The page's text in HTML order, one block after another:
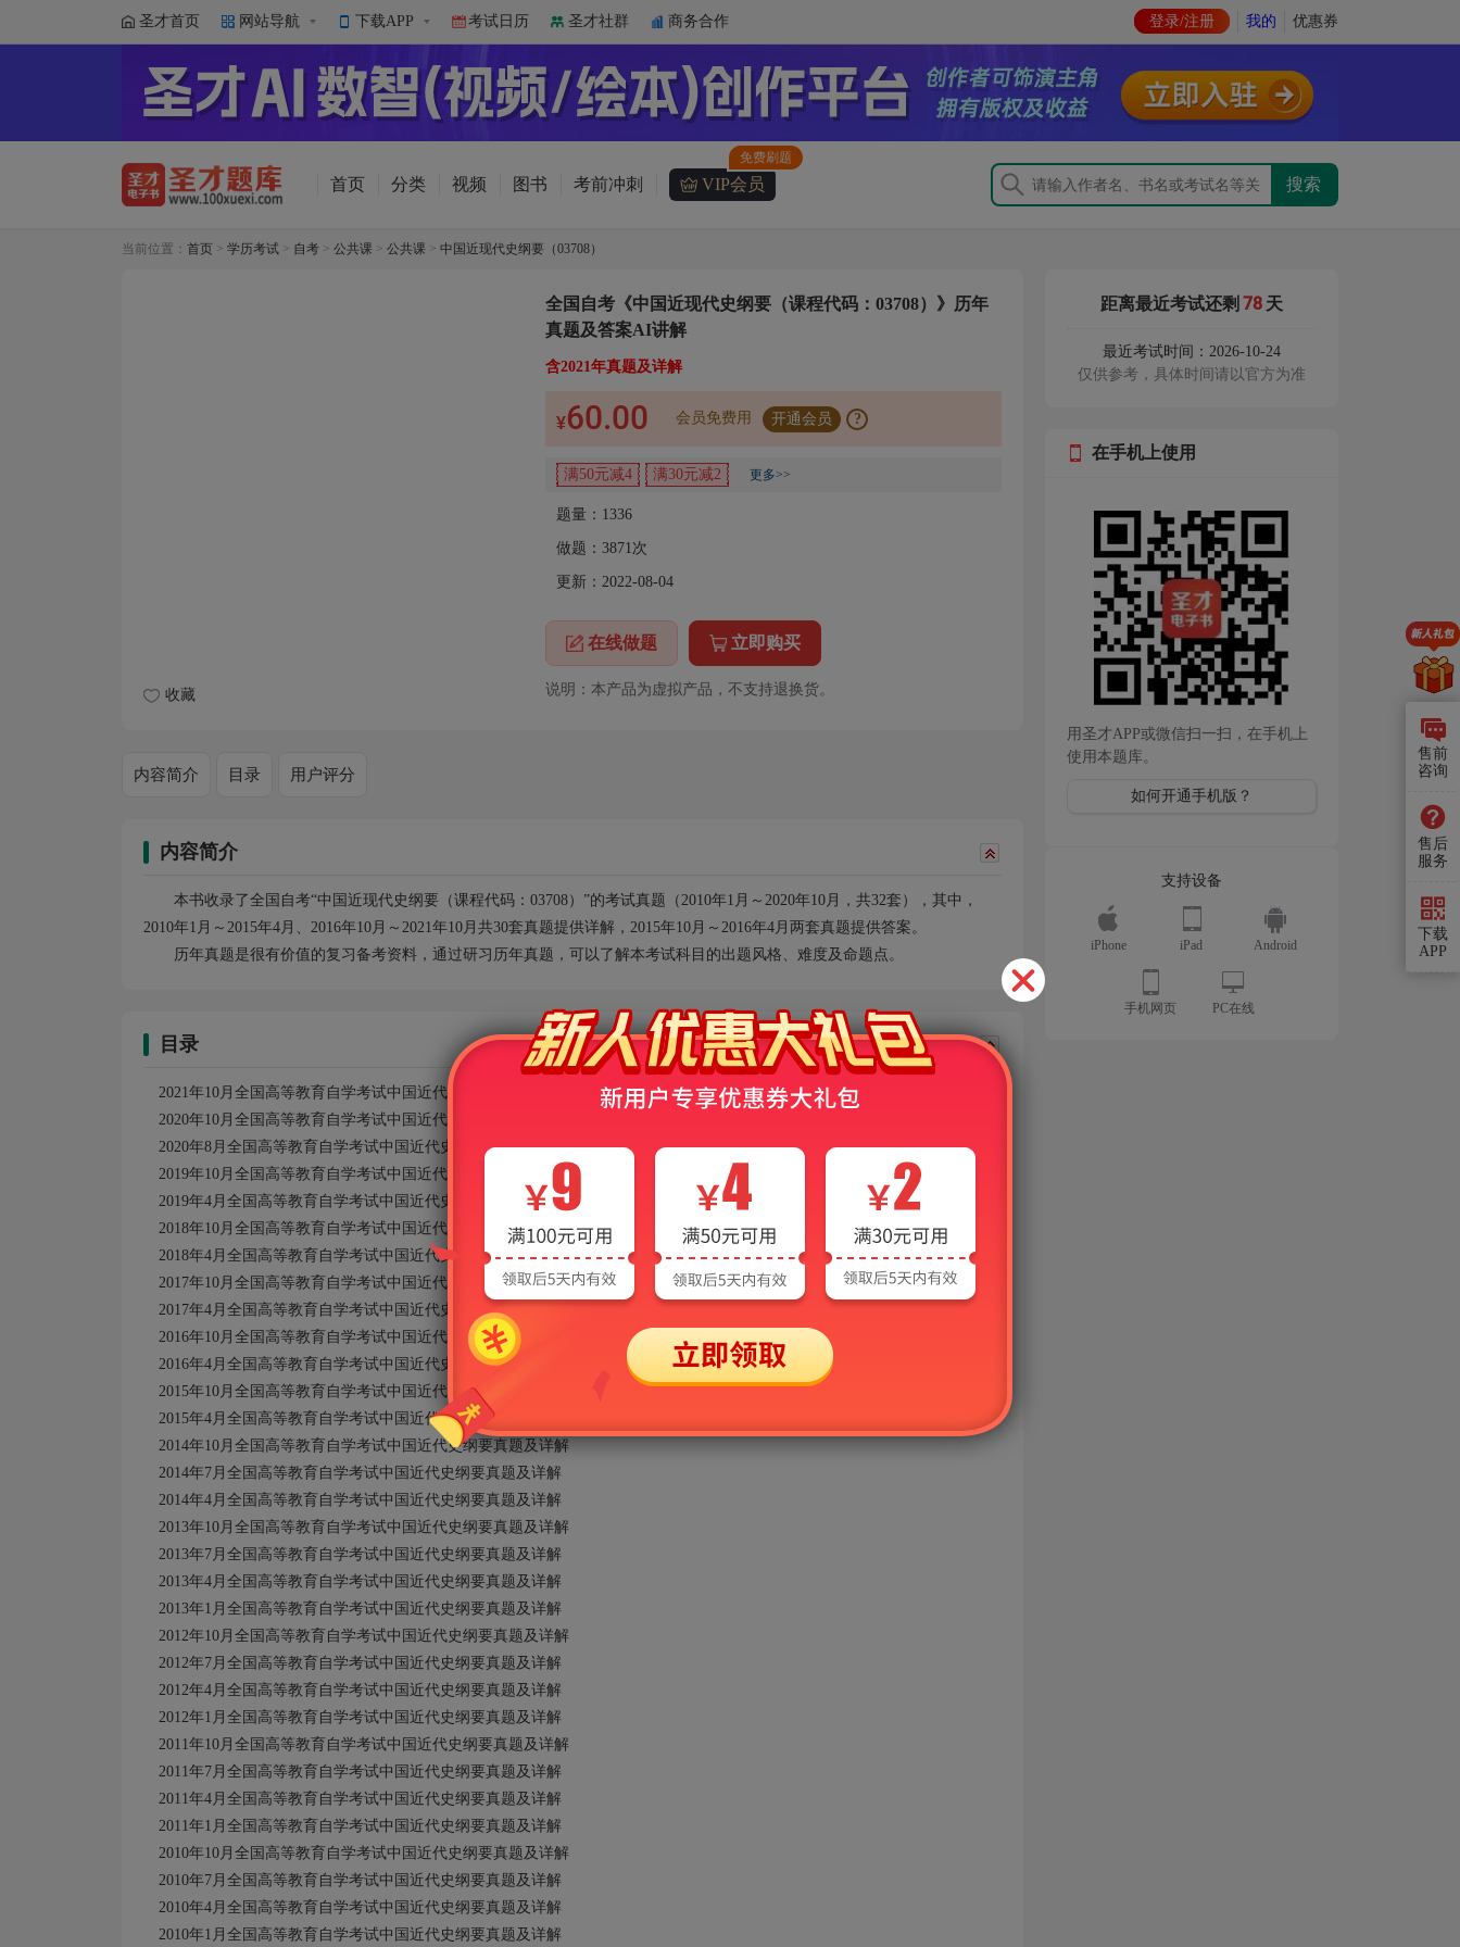
圣才首页 网站导航 下载APP 考试日历 圣才社群 商务合作 登录/注册 我的 优惠券
首页 分类 视频 图书 考前冲刺 VIP会员
当前位置： 首页 > 学历考试 > 自考 > 公共课 > 公共课 > 中国近现代史纲要（03708）
收藏
全国自考《中国近现代史纲要（课程代码：03708）》历年
真题及答案AI讲解
含2021年真题及详解
¥60.00 会员免费用 开通会员 ?
满50元减4 满30元减2 更多>>
题量：1336
做题： 3871 次
更新：2022-08-04
在线做题 立即购买
说明：本产品为虚拟产品，不支持退换货。
内容简介 目录 用户评分
内容简介
本书收录了全国自考“中国近现代史纲要（课程代码：03708）”的考试真题（2010年1月～2020年10月，共32套），其中，
2010年1月～2015年4月、2016年10月～2021年10月共30套真题提供详解，2015年10月～2016年4月两套真题提供答案。
历年真题是很有价值的复习备考资料，通过研习历年真题，可以了解本考试科目的出题风格、难度及命题点。
目录
2021年10月全国高等教育自学考试中国近代史纲要真题及详解
2020年10月全国高等教育自学考试中国近代史纲要真题及详解
2020年8月全国高等教育自学考试中国近代史纲要真题及详解
2019年10月全国高等教育自学考试中国近代史纲要真题及详解
2019年4月全国高等教育自学考试中国近代史纲要真题及详解
2018年10月全国高等教育自学考试中国近代史纲要真题及详解
2018年4月全国高等教育自学考试中国近代史纲要真题及详解
2017年10月全国高等教育自学考试中国近代史纲要真题及详解
2017年4月全国高等教育自学考试中国近代史纲要真题及详解
2016年10月全国高等教育自学考试中国近代史纲要真题及详解
2016年4月全国高等教育自学考试中国近代史纲要真题及答案
2015年10月全国高等教育自学考试中国近代史纲要真题及答案
2015年4月全国高等教育自学考试中国近代史纲要真题及详解
2014年10月全国高等教育自学考试中国近代史纲要真题及详解
2014年7月全国高等教育自学考试中国近代史纲要真题及详解
2014年4月全国高等教育自学考试中国近代史纲要真题及详解
2013年10月全国高等教育自学考试中国近代史纲要真题及详解
2013年7月全国高等教育自学考试中国近代史纲要真题及详解
2013年4月全国高等教育自学考试中国近代史纲要真题及详解
2013年1月全国高等教育自学考试中国近代史纲要真题及详解
2012年10月全国高等教育自学考试中国近代史纲要真题及详解
2012年7月全国高等教育自学考试中国近代史纲要真题及详解
2012年4月全国高等教育自学考试中国近代史纲要真题及详解
2012年1月全国高等教育自学考试中国近代史纲要真题及详解
2011年10月全国高等教育自学考试中国近代史纲要真题及详解
2011年7月全国高等教育自学考试中国近代史纲要真题及详解
2011年4月全国高等教育自学考试中国近代史纲要真题及详解
2011年1月全国高等教育自学考试中国近代史纲要真题及详解
2010年10月全国高等教育自学考试中国近代史纲要真题及详解
2010年7月全国高等教育自学考试中国近代史纲要真题及详解
2010年4月全国高等教育自学考试中国近代史纲要真题及详解
2010年1月全国高等教育自学考试中国近代史纲要真题及详解
距离最近考试还剩 78 天
最近考试时间：2026-10-24
仅供参考，具体时间请以官方为准
在手机上使用
用圣才APP或微信扫一扫，在手机上
使用本题库。
如何开通手机版？
支持设备
iPhone iPad Android
手机网页 PC在线
售前
咨询
售后
服务
下载
APP